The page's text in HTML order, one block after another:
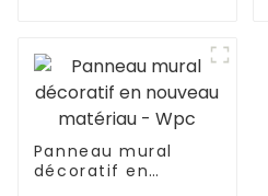
Panneau mural
décoratif en